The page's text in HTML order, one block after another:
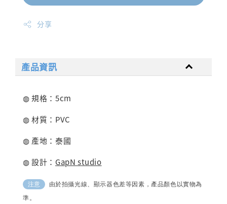
分享
產品資訊
◍ 規格：5cm
◍ 材質：PVC
◍ 產地：泰國
◍ 設計： GapN studio
注意
由於拍攝光線、顯示器色差等因素，產品顏色以實物為
準。